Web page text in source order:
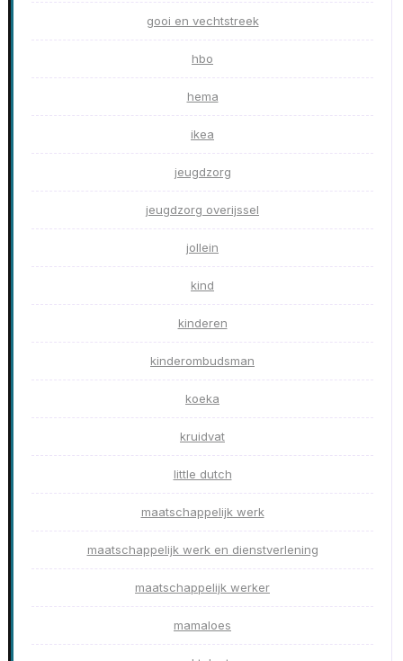
gooi en vechtstreek
hbo
hema
ikea
jeugdzorg
jeugdzorg overijssel
jollein
kind
kinderen
kinderombudsman
koeka
kruidvat
little dutch
maatschappelijk werk
maatschappelijk werk en dienstverlening
maatschappelijk werker
mamaloes